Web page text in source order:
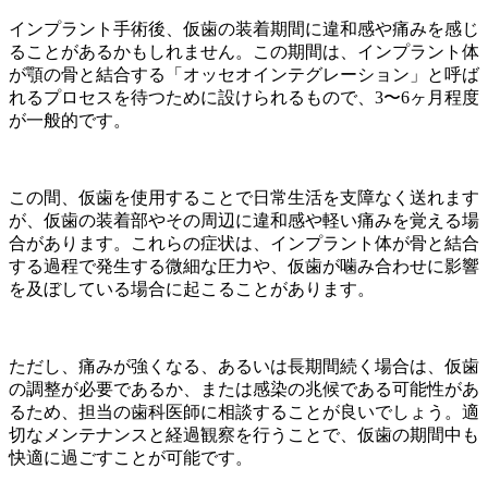
インプラント手術後、仮歯の装着期間に違和感や痛みを感じ
ることがあるかもしれません。この期間は、インプラント体
が顎の骨と結合する「オッセオインテグレーション」と呼ば
れるプロセスを待つために設けられるもので、3〜6ヶ月程度
が一般的です。
この間、仮歯を使用することで日常生活を支障なく送れます
が、仮歯の装着部やその周辺に違和感や軽い痛みを覚える場
合があります。これらの症状は、インプラント体が骨と結合
する過程で発生する微細な圧力や、仮歯が噛み合わせに影響
を及ぼしている場合に起こることがあります。
ただし、痛みが強くなる、あるいは長期間続く場合は、仮歯
の調整が必要であるか、または感染の兆候である可能性があ
るため、担当の歯科医師に相談することが良いでしょう。適
切なメンテナンスと経過観察を行うことで、仮歯の期間中も
快適に過ごすことが可能です。